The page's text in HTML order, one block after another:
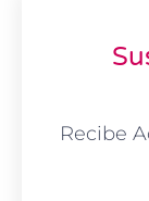
Recibe